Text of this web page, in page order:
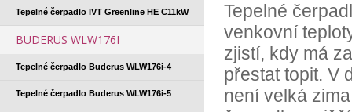
Tepelné čerpadlo IVT Greenline HE C11kW
BUDERUS WLW176I
Tepelné čerpadlo Buderus WLW176i-4
Tepelné čerpadlo Buderus WLW176i-5
Tepelné
venkovní
zjistí, kdy má
přestat topit. V
není velká